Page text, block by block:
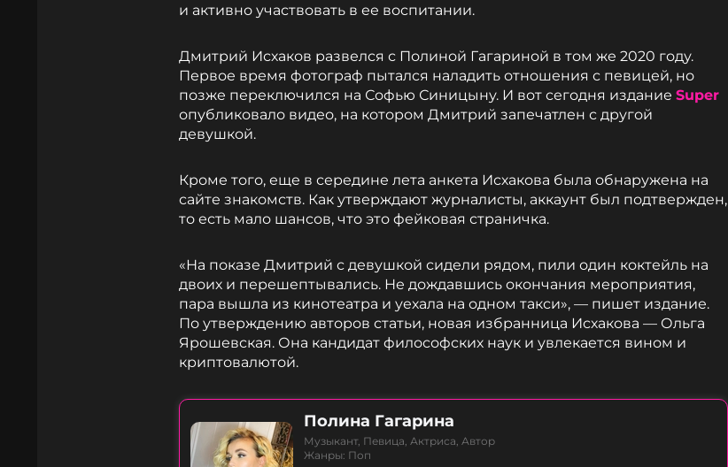
и активно участвовать в ее воспитании.
Дмитрий Исхаков развелся с Полиной Гагариной в том же 2020 году.
Первое время фотограф пытался наладить отношения с певицей, но
позже переключился на Софью Синицыну. И вот сегодня издание Super
опубликовало видео, на котором Дмитрий запечатлен с другой
девушкой.
Кроме того, еще в середине лета анкета Исхакова была обнаружена на
сайте знакомств. Как утверждают журналисты, аккаунт был подтвержден,
то есть мало шансов, что это фейковая страничка.
«На показе Дмитрий с девушкой сидели рядом, пили один коктейль на
двоих и перешептывались. Не дождавшись окончания мероприятия,
пара вышла из кинотеатра и уехала на одном такси», — пишет издание.
По утверждению авторов статьи, новая избранница Исхакова — Ольга
Ярошевская. Она кандидат философских наук и увлекается вином и
криптовалютой.
Полина Гагарина
Музыкант, Певица, Актриса, Автор
Жанры: Поп